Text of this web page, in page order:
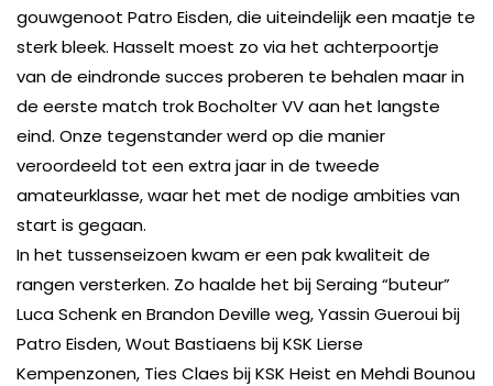
gouwgenoot Patro Eisden, die uiteindelijk een maatje te
sterk bleek. Hasselt moest zo via het achterpoortje
van de eindronde succes proberen te behalen maar in
de eerste match trok Bocholter VV aan het langste
eind. Onze tegenstander werd op die manier
veroordeeld tot een extra jaar in de tweede
amateurklasse, waar het met de nodige ambities van
start is gegaan.
In het tussenseizoen kwam er een pak kwaliteit de
rangen versterken. Zo haalde het bij Seraing “buteur”
Luca Schenk en Brandon Deville weg, Yassin Gueroui bij
Patro Eisden, Wout Bastiaens bij KSK Lierse
Kempenzonen, Ties Claes bij KSK Heist en Mehdi Bounou